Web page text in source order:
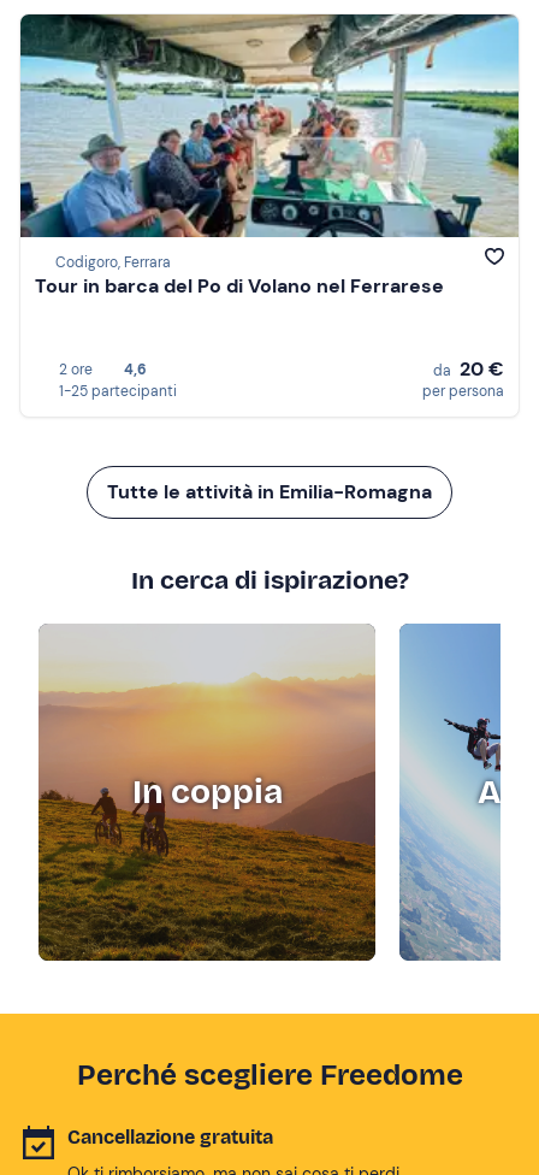
Codigoro, Ferrara
Tour in barca del Po di Volano nel Ferrarese
2 ore
4,6
1-25 partecipanti
da 20 €
per persona
Tutte le attività in Emilia-Romagna
In cerca di ispirazione?
In coppia
Perché scegliere Freedome
Cancellazione gratuita